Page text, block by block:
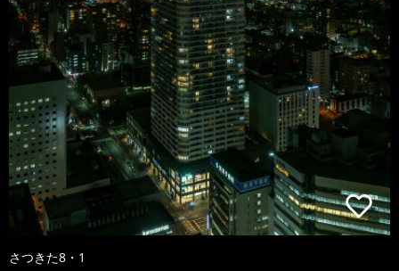
さつきた8・1